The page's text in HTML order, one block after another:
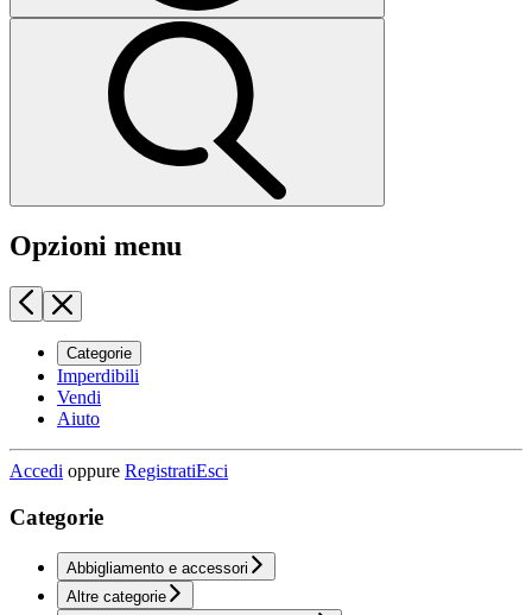
Opzioni menu
Categorie
Imperdibili
Vendi
Aiuto
Accedi oppure RegistratiEsci
Categorie
Abbigliamento e accessori
Altre categorie